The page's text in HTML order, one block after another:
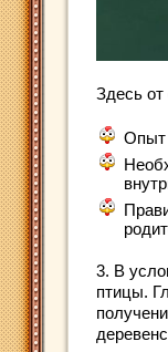
Здесь
Опыт
3. В
птицы.